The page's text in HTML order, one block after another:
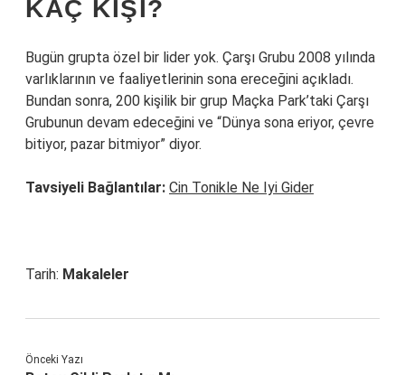
KAÇ KIŞI?
Bugün grupta özel bir lider yok. Çarşı Grubu 2008 yılında
varlıklarının ve faaliyetlerinin sona ereceğini açıkladı.
Bundan sonra, 200 kişilik bir grup Maçka Park’taki Çarşı
Grubunun devam edeceğini ve “Dünya sona eriyor, çevre
bitiyor, pazar bitmiyor” diyor.
Tavsiyeli Bağlantılar: Cin Tonikle Ne Iyi Gider
Tarih: Makaleler
Önceki Yazı